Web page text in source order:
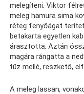
melegíteni. Viktor
meleg hamura sima
réteg fenyőágat
betakarta egyetlen
árasztotta. Aztán
magára rángatta a
tűz mellé, reszkető,
A meleg lassan,